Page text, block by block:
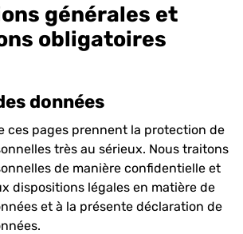
générales et
obligatoires
données
ces pages prennent la protection de
très au sérieux. Nous traitons
de manière confidentielle et
dispositions légales en matière de
et à la présente déclaration de